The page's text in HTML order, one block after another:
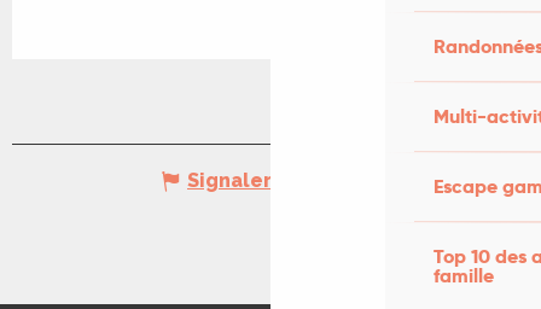
Multi-
Escape
Top 10 des
famille
Signaler une erreur